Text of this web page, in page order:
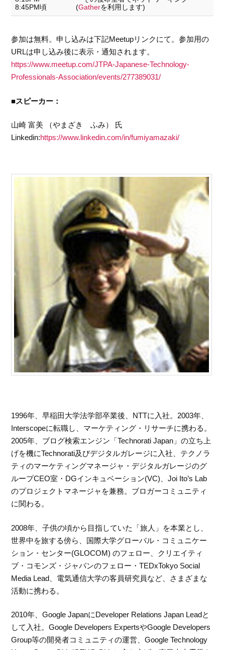
8:45PM頃
(Gatherを利用します)
参加は無料。申し込みは下記Meetupリンクにて。参加用の
URLは申し込み後に表示・通知されます。
https://www.meetup.com/JTPA-Japanese-Technology-
Professionals-Association/events/277389031/
■スピーカー：
山崎 富美 （やまざき ふみ） 氏
Linkedin:https://www.linkedin.com/in/fumiyamazaki/
1996年、早稲田大学法学部卒業後、NTTに入社。2003年、
Interscopeに転職し、マーケティング・リサーチに携わる。
2005年、ブログ検索エンジン「Technorati Japan」の立ち上
げを機にTechnorati及びデジタルガレージに入社、テクノラ
ティのマーケティングマネージャ・デジタルガレージのグ
ループCEO室・DGインキュベーション(VC)、Joi Ito’s Lab
のプロジェクトマネージャを兼務。ブロガーコミュニティ
に関わる。
2008年、子供の頃から目指していた「旅人」を本業とし、
世界中を旅する傍ら、国際大学グローバル・コミュニケー
ション・センター(GLOCOM) のフェロー、クリエイティ
ブ・コモンズ・ジャパンのフェロー・TEDxTokyo Social
Media Lead、電気通信大学の客員研究員など、さまざまな
活動に携わる。
2010年、Google JapanにDeveloper Relations Japan Leadと
して入社。Google Developers ExpertsやGoogle Developers
Group等の開発者コミュニティの運営、Google Technology